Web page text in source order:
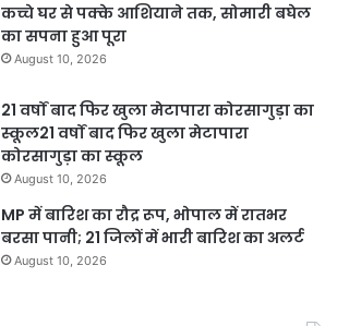
कच्चे घर से पक्के आशियाने तक, सोमारी बघेल
का सपना हुआ पूरा
August 10, 2026
21 वर्षों बाद फिर खुला मेटापारा कोरसागुड़ा का
स्कूल21 वर्षों बाद फिर खुला मेटापारा
कोरसागुड़ा का स्कूल
August 10, 2026
MP में बारिश का रौद्र रूप, भोपाल में रातभर
बरसा पानी; 21 जिलों में भारी बारिश का अलर्ट
August 10, 2026